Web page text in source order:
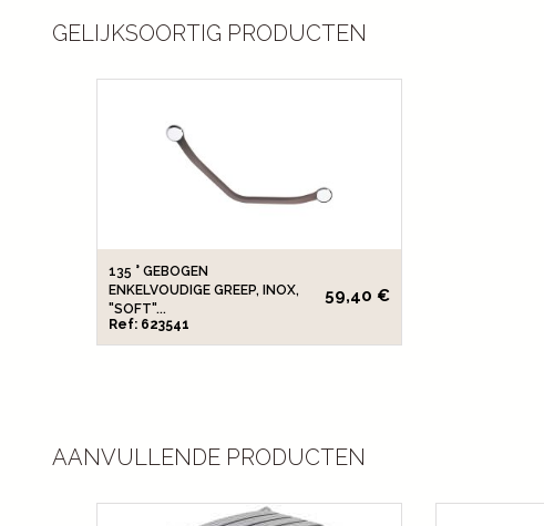
GELIJKSOORTIG PRODUCTEN
135 ° GEBOGEN
ENKELVOUDIGE GREEP, INOX,
"SOFT"...
Ref: 623541
59,40 €
AANVULLENDE PRODUCTEN